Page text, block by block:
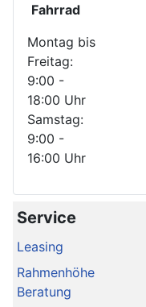
Fahrrad
Montag bis
Freitag:
9:00 -
18:00 Uhr
Samstag:
9:00 -
16:00 Uhr
Service
Leasing
Rahmenhöhe
Beratung